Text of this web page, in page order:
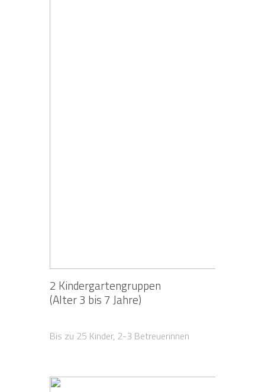
2 Kindergartengruppen
(Alter 3 bis 7 Jahre)
Bis zu 25 Kinder, 2-3 Betreuerinnen